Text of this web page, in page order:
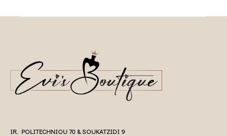
IR. POLITECHNIOU 70 & SOUKATZIDI 9